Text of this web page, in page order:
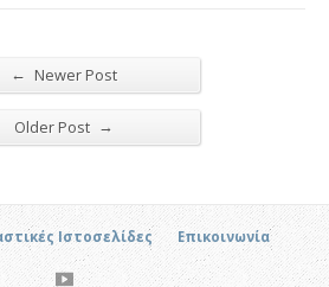
← Newer Post
Older Post →
Ιστοσελίδες Επικοινωνία